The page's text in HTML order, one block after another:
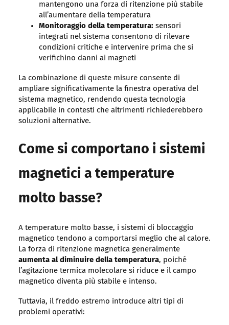
mantengono una forza di ritenzione più stabile
all’aumentare della temperatura
Monitoraggio della temperatura:sensori
integrati nel sistema consentono di rilevare
condizioni critiche e intervenire prima che si
verifichino danni ai magneti
La combinazione di queste misure consente di
ampliare significativamente la finestra operativa del
sistema magnetico, rendendo questa tecnologia
applicabile in contesti che altrimenti richiederebbero
soluzioni alternative.
Come si comportano i sistemi
magnetici a temperature
molto basse?
A temperature molto basse, i sistemi di bloccaggio
magnetico tendono a comportarsi meglio che al calore.
La forza di ritenzione magnetica generalmente
aumenta al diminuire della temperatura, poiché
l’agitazione termica molecolare si riduce e il campo
magnetico diventa più stabile e intenso.
Tuttavia, il freddo estremo introduce altri tipi di
problemi operativi: